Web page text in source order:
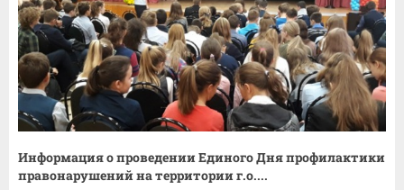
Информация о проведении Единого Дня профилактики
правонарушений на территории г.о....